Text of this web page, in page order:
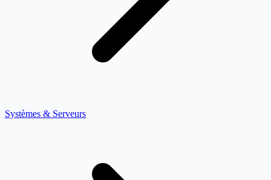
Systèmes & Serveurs